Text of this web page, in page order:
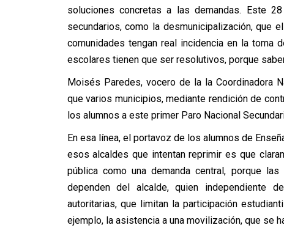
soluciones concretas a las demandas. Este
secundarios, como la desmunicipalización, que
comunidades tengan real incidencia en la
escolares tienen que ser resolutivos, porque
Moisés Paredes, vocero de la la Coordinadora
que varios municipios, mediante rendición de
los alumnos a este primer Paro Nacional
En esa línea, el portavoz de los alumnos de
esos alcaldes que intentan reprimir es que
pública como una demanda central, porque
dependen del alcalde, quien independiente
autoritarias, que limitan la participación
ejemplo, la asistencia a una movilización, que se